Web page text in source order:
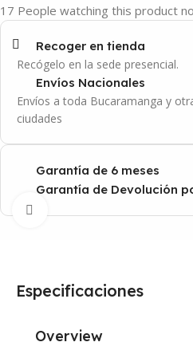
17 People watching this product
Recoger en tienda
Recógelo en la sede presencial.
Envíos Nacionales
Envíos a toda Bucaramanga y
ciudades
Garantía de 6 meses
Garantía de Devolución
Especificaciones
Overview